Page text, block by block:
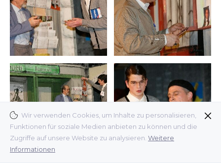
Wir verwenden Cookies, um Inhalte zu personalisieren,
Funktionen für soziale Medien anbieten zu können und die
Zugriffe auf unsere Website zu analysieren. Weitere
Informationen